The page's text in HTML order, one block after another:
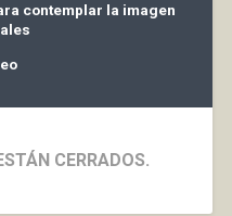
contemplar la imagen
CERRADOS.